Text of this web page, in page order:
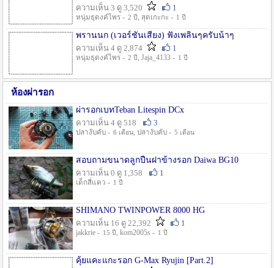
ความเห็น 3 ดู 3,520
1
หนุ่มธุดงค์ไพร - 2 ปี , สุดเกะกะ - 1 ปี
พรานนก (เวอร์ชั่นเสียง) ฟังเพลินๆครับน้าๆ
ความเห็น 4 ดู 2,874
1
หนุ่มธุดงค์ไพร - 2 ปี , Jaja_4133 - 1 ปี
ห้องผ่ารอก
ผ่ารอกเบทTeban Litespin DCx
ความเห็น 4 ดู 518
3
ปลางับคับ - 6 เดือน, ปลางับคับ - 5 เดือน
สอบถามขนาดลูกปืนฝาข้างรอก Daiwa BG10
ความเห็น 0 ดู 1,358
1
เด็กสี่แคว - 1 ปี
SHIMANO TWINPOWER 8000 HG
ความเห็น 16 ดู 22,392
1
jakkrie - 15 ปี , kom2005s - 1 ปี
คุ้ยแคะแกะรอก G-Max Ryujin [Part.2]